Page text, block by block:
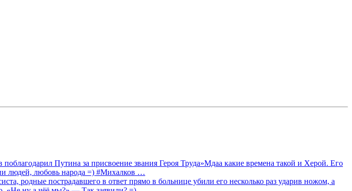
Путина за присвоение звания Героя Труда»Мдаа какие времена такой и Херой. Его
людей, любовь народа =) #Михалков …
родные пострадавшего в ответ прямо в больнице убили его несколько раз ударив ножом, а